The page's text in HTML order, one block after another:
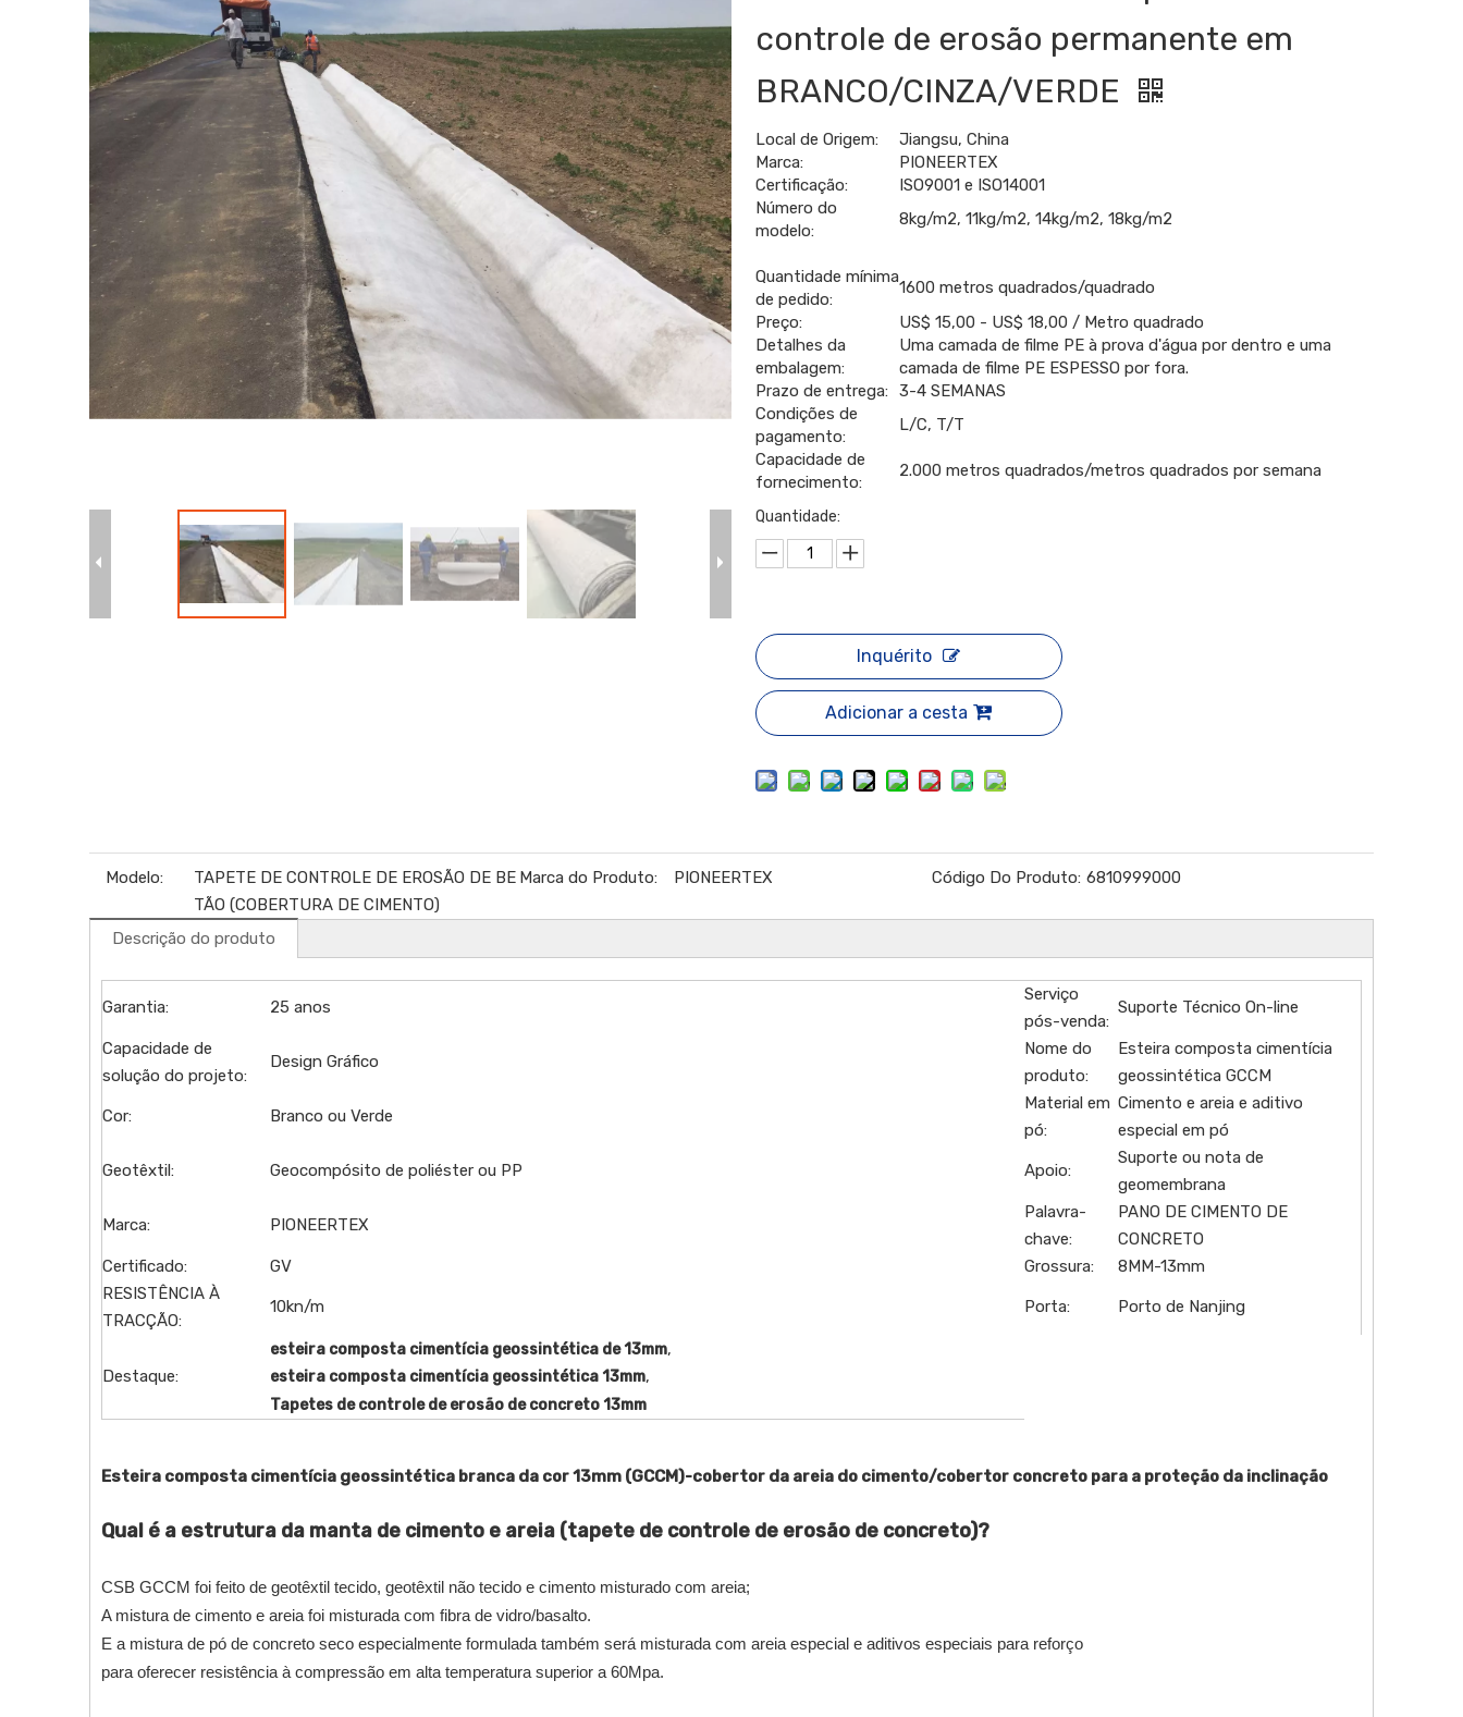
controle de erosão permanente em
BRANCO/CINZA/VERDE
Local de Origem:
Jiangsu, China
Marca:
PIONEERTEX
Certificação:
ISO9001 e ISO14001
Número do
modelo:
8kg/m2, 11kg/m2, 14kg/m2, 18kg/m2
Quantidade mínima
de pedido:
1600 metros quadrados/quadrado
Preço:
US$ 15,00 - US$ 18,00 / Metro quadrado
Detalhes da
embalagem:
Uma camada de filme PE à prova d'água por dentro e uma
camada de filme PE ESPESSO por fora.
Prazo de entrega:
3-4 SEMANAS
Condições de
pagamento:
L/C, T/T
Capacidade de
fornecimento:
2.000 metros quadrados/metros quadrados por semana
Quantidade:
Inquérito
Adicionar a cesta
Modelo:
TAPETE DE CONTROLE DE EROSÃO DE BE
TÃO (COBERTURA DE CIMENTO)
Marca do Produto: PIONEERTEX Código Do Produto: 6810999000
Descrição do produto
Garantia: 25 anos
Serviço
pós-venda:
Suporte Técnico On-line
Capacidade de
solução do projeto:
Design Gráfico
Nome do
produto:
Esteira composta cimentícia
geossintética GCCM
Cor: Branco ou Verde
Material em
pó:
Cimento e areia e aditivo
especial em pó
Geotêxtil: Geocompósito de poliéster ou PP Apoio:
Suporte ou nota de
geomembrana
Marca: PIONEERTEX
Palavra-
chave:
PANO DE CIMENTO DE
CONCRETO
Certificado:
GV Grossura:
8MM-13mm
RESISTÊNCIA À
TRACÇÃO:
10kn/m Porta: Porto de Nanjing
Destaque:
esteira composta cimentícia geossintética de 13mm,
esteira composta cimentícia geossintética 13mm,
Tapetes de controle de erosão de concreto 13mm
Esteira composta cimentícia geossintética branca da cor 13mm (GCCM)-cobertor da areia do cimento/cobertor concreto para a proteção da inclinação
Qual é a estrutura da manta de cimento e areia (tapete de controle de erosão de concreto)?
CSB GCCM foi feito de geotêxtil tecido, geotêxtil não tecido e cimento misturado com areia;
A mistura de cimento e areia foi misturada com fibra de vidro/basalto.
E a mistura de pó de concreto seco especialmente formulada também será misturada com areia especial e aditivos especiais para reforço
para oferecer resistência à compressão em alta temperatura superior a 60Mpa.